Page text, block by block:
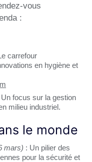
vous
:
carrefour
en hygiène et
Un focus sur la gestion
milieu industriel.
le monde
mars) : Un pilier des
pour la sécurité et